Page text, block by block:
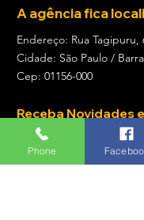
A agência fica
Endereço: Rua Tagipuru,
Cidade: São Paulo /
Cep: 01156-000
Receba Novidades
Inscreva seu email para
ofertas e ficar por
Phone